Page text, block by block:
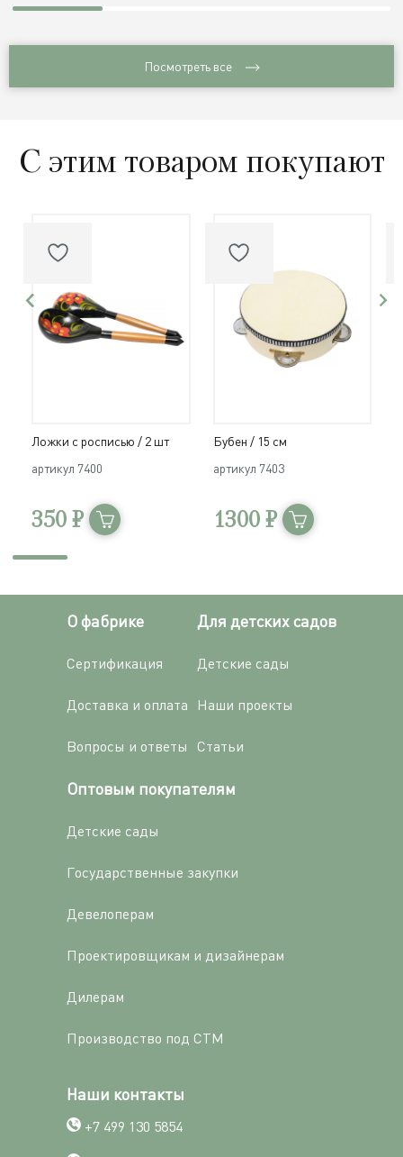
Посмотреть все
С этим товаром покупают
Ложки с росписью / 2 шт
артикул 7400
350 ₽
Бубен / 15 см
артикул 7403
1300 ₽
О фабрике
Сертификация
Доставка и оплата
Вопросы и ответы
Для детских садов
Детские сады
Наши проекты
Статьи
Оптовым покупателям
Детские сады
Государственные закупки
Девелоперам
Проектировщикам и дизайнерам
Дилерам
Производство под СТМ
Наши контакты
+7 499 130 5854